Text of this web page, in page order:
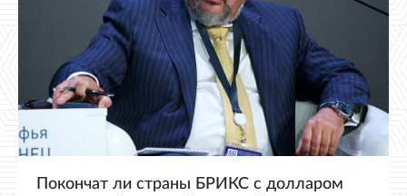
Покончат ли страны БРИКС с долларом